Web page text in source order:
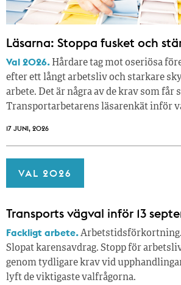
Läsarna: Stoppa fusket och
Val 2026. Hårdare tag mot oseriösa
efter ett långt arbetsliv och starkare
arbete. Det är några av de krav som får
Transportarbetarens läsar­enkät inför
17 JUNI, 2026
VAL 2026
Transports vägval inför 13
Fackligt arbete.
Slopat karensavdrag. Stopp för
genom tydligare krav vid
lyft de viktigaste valfrågorna.